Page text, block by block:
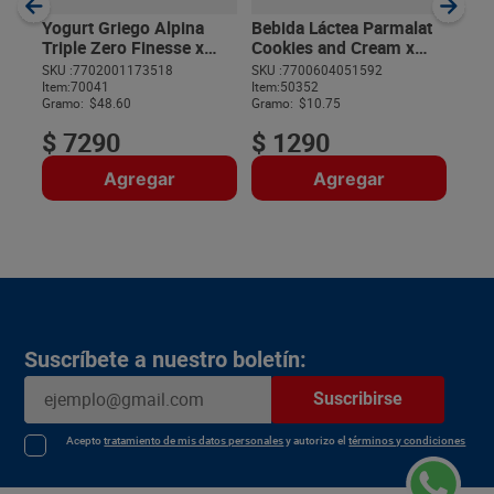
Yogurt Griego Alpina
Triple Zero Finesse x
150 g
SKU :7702001173518
Item:70041
Gramo: $48.60
$7290
Agregar
Bebida Láctea Parmalat
Cookies and Cream x
120 g
SKU :7700604051592
Item:50352
Gramo: $10.75
$ 1290
Agregar
Suscríbete a nuestro boletín:
Suscribirse
Aceptotratamiento de mis datos personalesy autorizo eltérminos y condiciones